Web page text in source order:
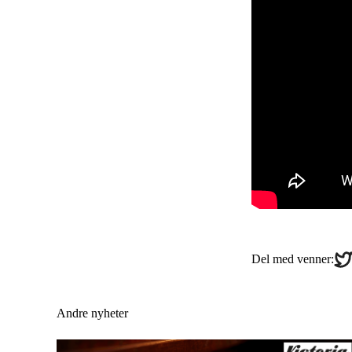
Del med venner:
on
Andre nyheter